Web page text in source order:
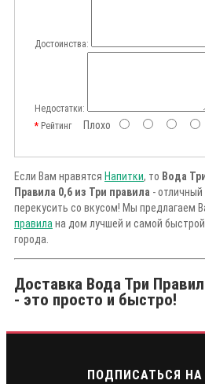
Достоинства:
Недостатки:
РейтингПлохо
Если Вам нравятся Напитки, то Вода
Правила 0,6 из Три правила -
перекусить со вкусом! Мы предлагаем
правила на дом лучшей и самой
города.
Доставка Вода Три
- это просто и быстро!
ПОДПИСАТЬСЯ